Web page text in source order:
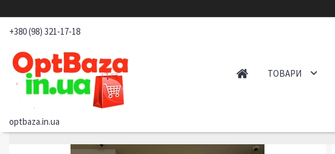
+380 (98) 321-17-18
optbaza.in.ua
ТОВАРИ